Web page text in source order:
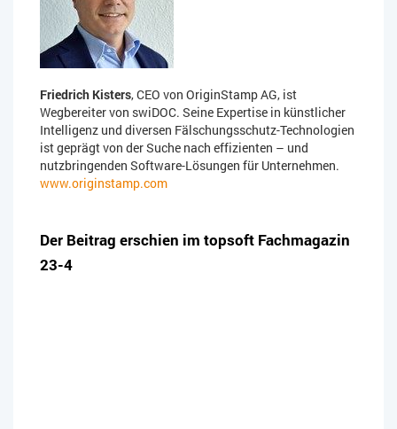
Friedrich Kisters, CEO von OriginStamp AG, ist
Wegbereiter von swiDOC. Seine Expertise in künstlicher
Intelligenz und diversen Fälschungsschutz-Technologien
ist geprägt von der Suche nach effizienten – und
nutzbringenden Software-Lösungen für Unternehmen.
www.originstamp.com
Der Beitrag erschien im topsoft Fachmagazin
23-4